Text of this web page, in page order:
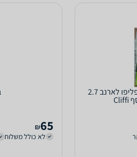
תערובת מזון איכותית קליפי פליפו לארנב 2.7
65
₪
לא כולל משלוח